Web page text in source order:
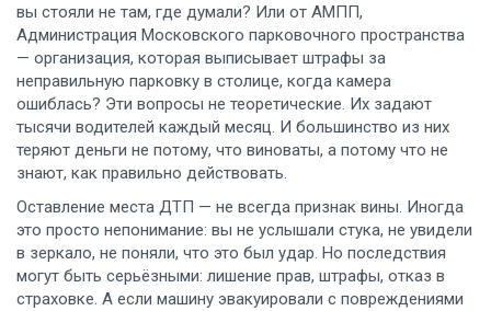
вы стояли не там, где думали? Или от АМПП,
Администрация Московского парковочного пространства
— организация, которая выписывает штрафы за
неправильную парковку в столице, когда камера
ошиблась? Эти вопросы не теоретические. Их задают
тысячи водителей каждый месяц. И большинство из них
теряют деньги не потому, что виноваты, а потому что не
знают, как правильно действовать.
Оставление места ДТП — не всегда признак вины. Иногда
это просто непонимание: вы не услышали стука, не увидели
в зеркало, не поняли, что это был удар. Но последствия
могут быть серьёзными: лишение прав, штрафы, отказ в
страховке. А если машину эвакуировали с повреждениями